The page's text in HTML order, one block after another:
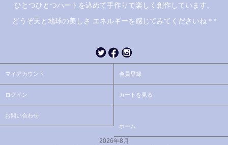
ひとつひとつハートを込めて手作りで楽しく創作しています。
どうぞ天と地球の美しさ エネルギーを感じてみてくださいね＊*
マイアカウント 会員登録
ログイン カートを見る
お問い合わせ
ホーム
2026年8月